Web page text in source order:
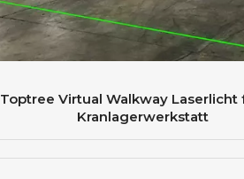
Toptree Virtual Walkway Laserlicht
Kranlagerwerkstatt